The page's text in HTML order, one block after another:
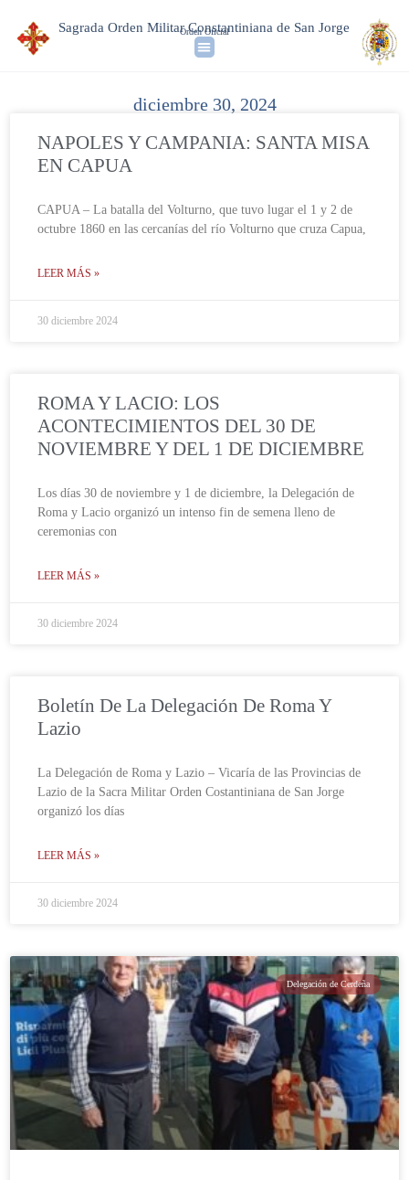
Sagrada Orden Militar Constantiniana de San Jorge
Orden Oficial
diciembre 30, 2024
NAPOLES Y CAMPANIA: SANTA MISA
EN CAPUA
CAPUA – La batalla del Volturno, que tuvo lugar el 1 y 2 de
octubre 1860 en las cercanías del río Volturno que cruza Capua,
LEER MÁS »
30 diciembre 2024
ROMA Y LACIO: LOS
ACONTECIMIENTOS DEL 30 DE
NOVIEMBRE Y DEL 1 DE DICIEMBRE
Los días 30 de noviembre y 1 de diciembre, la Delegación de
Roma y Lacio organizó un intenso fin de semena lleno de
ceremonias con
LEER MÁS »
30 diciembre 2024
Boletín De La Delegación De Roma Y
Lazio
La Delegación de Roma y Lazio – Vicaría de las Provincias de
Lazio de la Sacra Militar Orden Costantiniana de San Jorge
organizó los días
LEER MÁS »
30 diciembre 2024
Delegación de Cerdeña